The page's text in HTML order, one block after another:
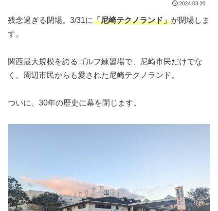
2024.03.20
残念過ぎる閉場。3/31に「尼崎テクノランド」が閉場しま
す。
関西最大規模を誇るゴルフ練習場で、尼崎市民だけでな
く、周辺市民からも愛された尼崎テクノランド。
ついに、30年の歴史に幕を閉じます。